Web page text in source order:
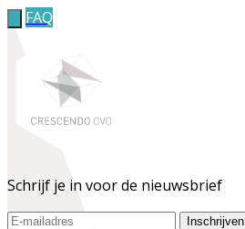
FAQ
Schrijf je in voor de nieuwsbrief
Inschrijven